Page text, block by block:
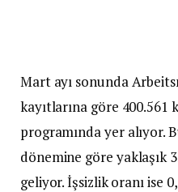
Mart ayı sonunda
kayıtlarına göre 400.561
programında yer alıyor.
dönemine göre yaklaşık
geliyor. İşsizlik oranı ise